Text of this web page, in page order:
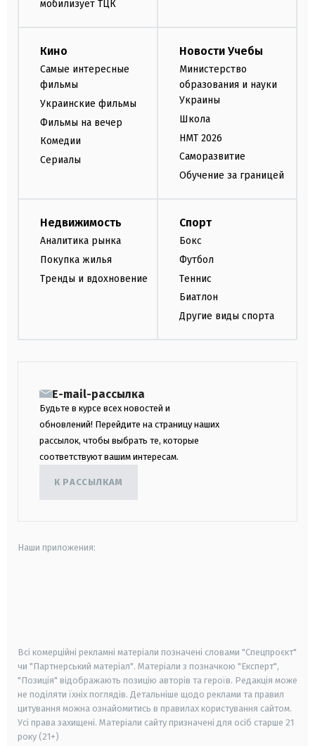
мобилизует ТЦК
Кино
Самые интересные
фильмы
Украинские фильмы
Фильмы на вечер
Комедии
Сериалы
Новости Учебы
Министерство
образования и науки
Украины
Школа
НМТ 2026
Саморазвитие
Обучение за границей
Недвижимость
Аналитика рынка
Покупка жилья
Тренды и вдохновение
Спорт
Бокс
Футбол
Теннис
Биатлон
Другие виды спорта
E-mail-рассылка
Будьте в курсе всех новостей и
обновлений! Перейдите на страницу наших
рассылок, чтобы выбрать те, которые
соответствуют вашим интересам.
К РАССЫЛКАМ
Наши приложения:
Всі комерційні рекламні матеріали позначені словами "Спецпроєкт"
чи "Партнерський матеріал". Матеріали з позначкою "Експерт",
"Позиція" відображають позицію авторів та героїв. Редакція може
не поділяти їхніх поглядів. Детальніше щодо реклами та правил
цитування можна ознайомитись в правилах користування сайтом.
Усі права захищені. Матеріали сайту призначені для осіб старше 21
року (21+)